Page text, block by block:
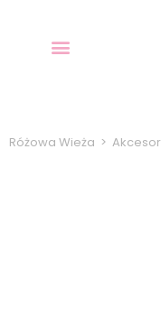
Różowa Wieża >